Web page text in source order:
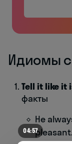
Идиомы
Tell it like it
факты
He
04:52